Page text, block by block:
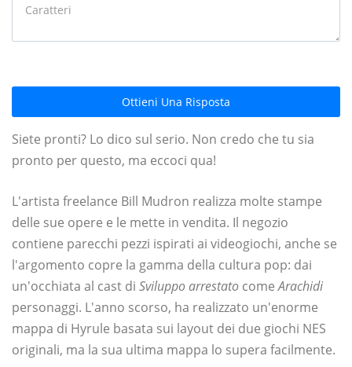
Ottieni Una Risposta
Siete pronti? Lo dico sul serio. Non credo che tu sia
pronto per questo, ma eccoci qua!
L'artista freelance Bill Mudron realizza molte stampe
delle sue opere e le mette in vendita. Il negozio
contiene parecchi pezzi ispirati ai videogiochi, anche se
l'argomento copre la gamma della cultura pop: dai
un'occhiata al cast di Sviluppo arrestato comeArachidi
personaggi. L'anno scorso, ha realizzato un'enorme
mappa di Hyrule basata sui layout dei due giochi NES
originali, ma la sua ultima mappa lo supera facilmente.